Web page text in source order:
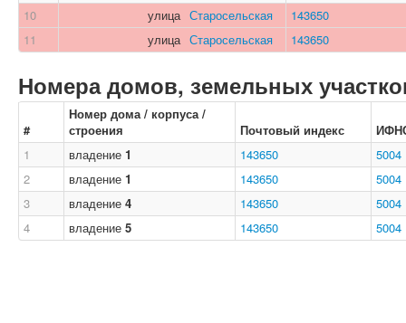
10
улица Старосельская
143650
11
улица Старосельская 143650
Номера домов, земельных
#
Номер дома / корпуса /
строения
Почтовый индекс
1
владение 1 143650
5004
2
владение 1 143650
5004
3
владение 4 143650
5004
4
владение 5 143650 5004